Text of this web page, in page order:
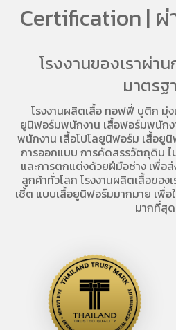
Certification |
โรงงานของเราผ่า
มาตรฐ
โรงงานผลิตเสื้อ ทอฟฟี่ บูติก มุ่ง
ยูนิฟอร์มพนักงาน เสื้อฟอร์มพนักง
พนักงาน เสื้อโปโลยูนิฟอร์ม เสื้อยู
การออกแบบ การคัดสรรวัตถุดิบ
และการตกแต่งด้วยฝีมือช่าง เพื่อ
ลูกค้าทั่วโลก โรงงานผลิตเสื้อของเ
เชิ้ต แบบเสื้อยูนิฟอร์มมากมาย เพื่
มากที่สุด